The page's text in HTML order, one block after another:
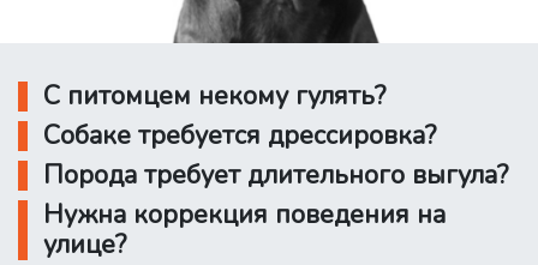
С питомцем некому гулять?
Собаке требуется дрессировка?
Порода требует длительного выгула?
Нужна коррекция поведения на
улице?